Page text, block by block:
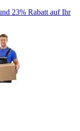
23% Rabatt auf Ihr